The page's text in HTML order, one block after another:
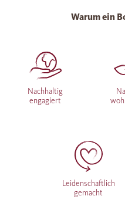
Warum ein
Nachhaltig
engagiert
Leidenschaftlich
gemacht